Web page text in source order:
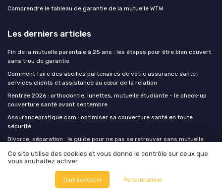
Comprendre le tableau de garantie de la mutuelle WTW
Les derniers articles
Fin de la mutuelle parentale à 25 ans : les étapes pour être bien couvert
sans trou de garantie
Comment faire des abeilles partenaires de votre assurance santé :
services clients et assistance au cœur de la relation
Rentrée 2026 : orthodontie, lunettes, mutuelle étudiante - le check-up
couverture santé avant septembre
Assurancepratique com : optimiser sa couverture santé en toute
sécurité
Divorce, séparation : le guide pour ne pas se retrouver sans mutuelle
Mutuelles sante
Ce site utilise des cookies et vous donne le contrôle sur ceux que
vous souhaitez activer
Tout accepter Personnaliser